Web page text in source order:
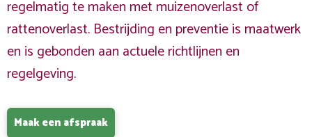
regelmatig te maken met muizenoverlast of
rattenoverlast. Bestrijding en preventie is maatwerk
en is gebonden aan actuele richtlijnen en
regelgeving.
Maak een afspraak